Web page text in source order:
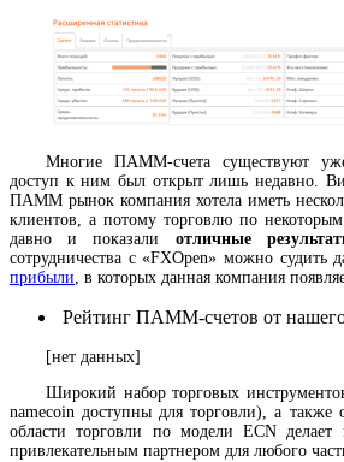
Многие ПАММ-счета существуют
доступ к ним был открыт лишь недавно.
ПАММ рынок компания хотела иметь
клиентов, а потому торговлю по
давно и показали отличные
сотрудничества с «FXOpen» можно судить
прибыли, в которых данная компания
Рейтинг ПАММ-счетов от нашего
[нет данных]
Широкий набор торговых
namecoin доступны для торговли), а
области торговли по модели ECN делает
привлекательным партнером для любого